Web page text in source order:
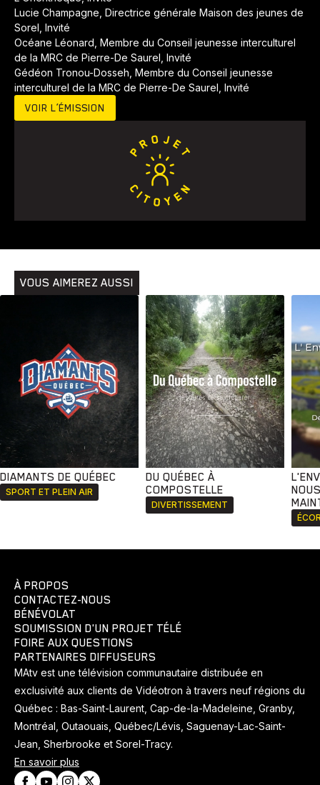
Lucie Champagne, Directrice générale Maison des jeunes de
Sorel, Invité
Océane Léonard, Membre du Conseil jeunesse interculturel
de la MRC de Pierre-De Saurel, Invité
Gédéon Tronou-Dosseh, Membre du Conseil jeunesse
interculturel de la MRC de Pierre-De Saurel, Invité
VOIR L’ÉMISSION
VOUS AIMEREZ AUSSI
DIAMANTS DE QUÉBEC
SPORT ET PLEIN AIR
DU QUÉBEC À
COMPOSTELLE
DIVERTISSEMENT
À PROPOS
CONTACTEZ-NOUS
BÉNÉVOLAT
SOUMISSION D'UN PROJET TÉLÉ
FOIRE AUX QUESTIONS
PARTENAIRES DIFFUSEURS
MAtv est une télévision communautaire distribuée en
exclusivité aux clients de Vidéotron à travers neuf régions du
Québec : Bas-Saint-Laurent, Cap-de-la-Madeleine, Granby,
Montréal, Outaouais, Québec/Lévis, Saguenay-Lac-Saint-
Jean, Sherbrooke et Sorel-Tracy.
En savoir plus